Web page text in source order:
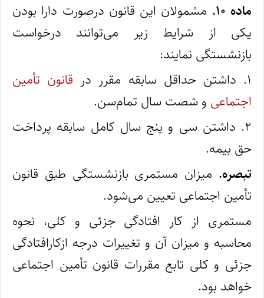
ماده ۱۰.
مشمولان این قانون درصورت دارا بودن
یکی از شرایط زیر می‌توانند درخواست
بازنشستگی نمایند:
۱. داشتن حداقل سابقه مقرر در
قانون تأمین
اجتماعی و شصت سال تمام‌سن‌.
۲. داشتن سی و پنج سال کامل سابقه پرداخت
حق بیمه‌.
تبصره. میزان مستمری بازنشستگی طبق قانون
تأمین اجتماعی تعیین می‌شود.
مستمری از کار افتادگی جزئی و کلی‌، نحوه
محاسبه و میزان آن و تغییرات درجه ازکارافتادگی
جزئی و کلی تابع مقررات قانون تأمین اجتماعی
خواهد بود.